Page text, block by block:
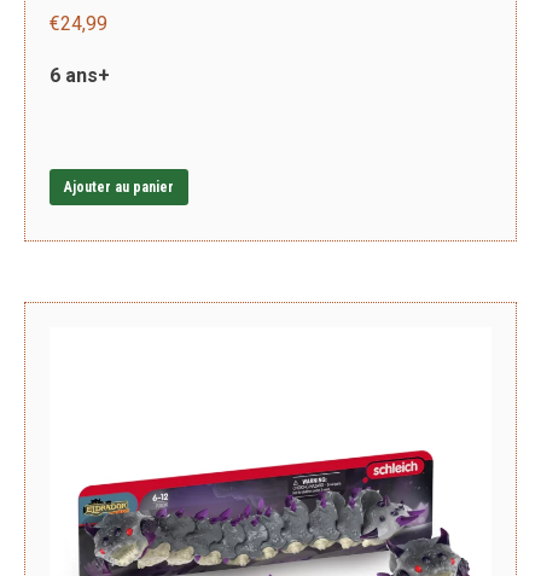
€24,99
6 ans+
Ajouter au panier